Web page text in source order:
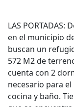
LAS
en el municipio
buscan un
572 M2 de
cuenta con 2
necesario para
cocina y baño.